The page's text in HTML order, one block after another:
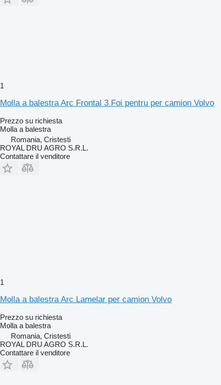
1
Molla a balestra Arc Frontal 3 Foi pentru per camion Volvo
Prezzo su richiesta
Molla a balestra
Romania, Cristesti
ROYAL DRU AGRO S.R.L.
Contattare il venditore
1
Molla a balestra Arc Lamelar per camion Volvo
Prezzo su richiesta
Molla a balestra
Romania, Cristesti
ROYAL DRU AGRO S.R.L.
Contattare il venditore